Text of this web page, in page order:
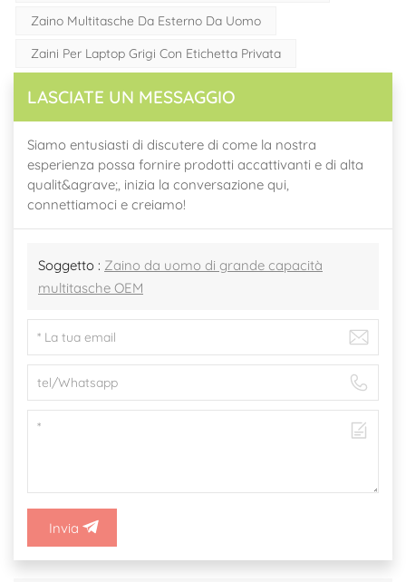
Zaino Multitasche Da Esterno Da Uomo
Zaini Per Laptop Grigi Con Etichetta Privata
LASCIATE UN MESSAGGIO
Siamo entusiasti di discutere di come la nostra
esperienza possa fornire prodotti accattivanti e di alta
qualit&agrave;, inizia la conversazione qui,
connettiamoci e creiamo!
Soggetto : Zaino da uomo di grande capacità
multitasche OEM
Invia